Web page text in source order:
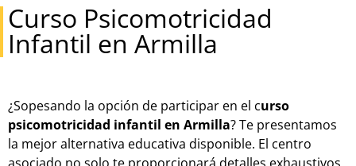
Curso Psicomotricidad
Infantil en Armilla
¿Sopesando la opción de participar en el curso
psicomotricidad infantil en Armilla? Te presentamos
la mejor alternativa educativa disponible. El centro